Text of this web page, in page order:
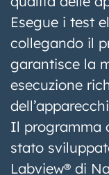
Esegue i test
collegando il
garantisce la
esecuzione
Il programma
stato
Labview® di